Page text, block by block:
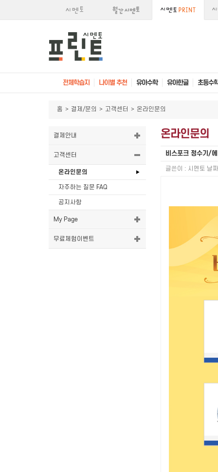
전체학습지 나이별 추천 유아수학 유아한글 초등수
홈 > 결제/문의 > 고객센터 > 온라인문의
결제안내
고객센터
온라인문의
자주하는 질문 FAQ
공지사항
My Page
무료체험이벤트
온라인문의
비스포크 정수기/
글쓴이 : 시멘토 날